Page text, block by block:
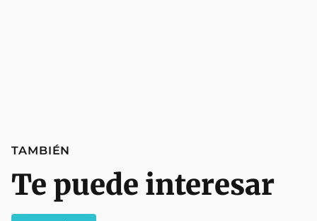
TAMBIÉN
Te puede interesar